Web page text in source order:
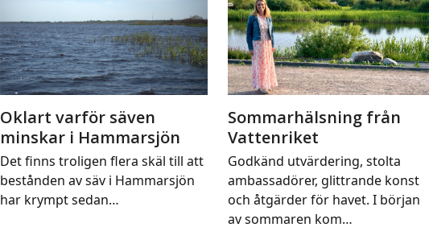
Oklart varför säven
minskar i Hammarsjön
Det finns troligen flera skäl till att
bestånden av säv i Hammarsjön
har krympt sedan…
Sommarhälsning från
Vattenriket
Godkänd utvärdering, stolta
ambassadörer, glittrande konst
och åtgärder för havet. I början
av sommaren kom…